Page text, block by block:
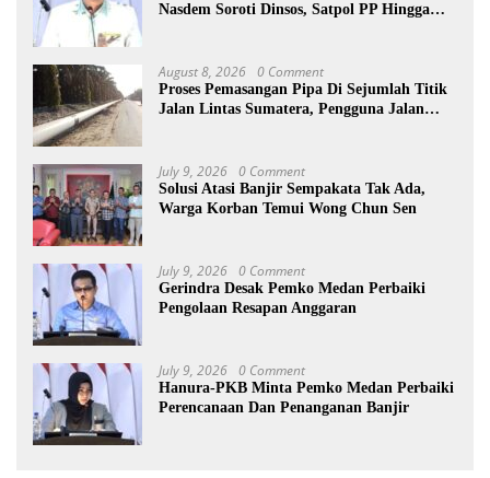
Nasdem Soroti Dinsos, Satpol PP Hingga
August 8, 2026 0 Comment
Proses Pemasangan Pipa Di Sejumlah Titik
Jalan Lintas Sumatera, Pengguna Jalan
July 9, 2026 0 Comment
Solusi Atasi Banjir Sempakata Tak Ada,
Warga Korban Temui Wong Chun Sen
July 9, 2026 0 Comment
Gerindra Desak Pemko Medan Perbaiki
Pengolaan Resapan Anggaran
July 9, 2026 0 Comment
Hanura-PKB Minta Pemko Medan Perbaiki
Perencanaan Dan Penanganan Banjir